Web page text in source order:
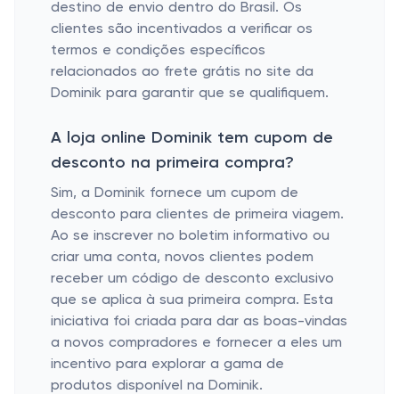
destino de envio dentro do Brasil. Os
clientes são incentivados a verificar os
termos e condições específicos
relacionados ao frete grátis no site da
Dominik para garantir que se qualifiquem.
A loja online Dominik tem cupom de
desconto na primeira compra?
Sim, a Dominik fornece um cupom de
desconto para clientes de primeira viagem.
Ao se inscrever no boletim informativo ou
criar uma conta, novos clientes podem
receber um código de desconto exclusivo
que se aplica à sua primeira compra. Esta
iniciativa foi criada para dar as boas-vindas
a novos compradores e fornecer a eles um
incentivo para explorar a gama de
produtos disponível na Dominik.